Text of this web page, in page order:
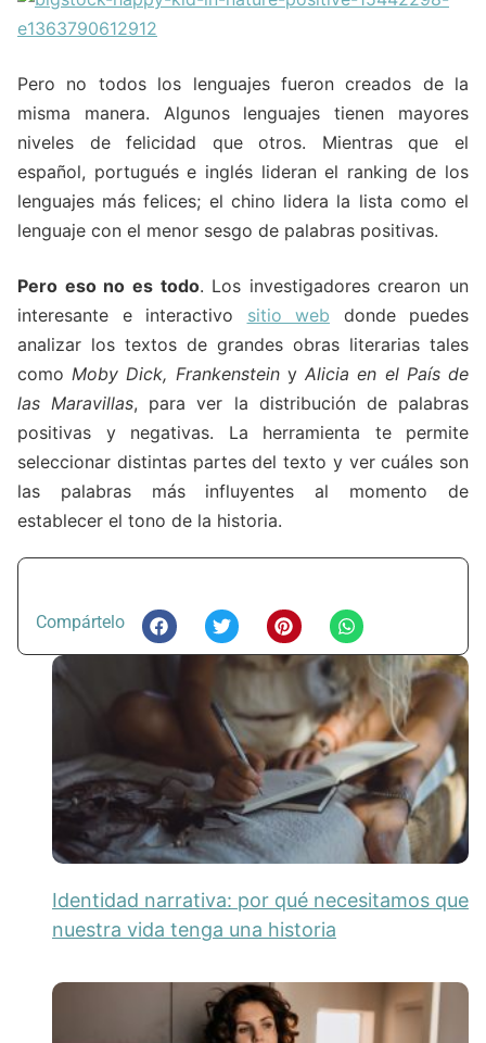
Pero no todos los lenguajes fueron creados de la
misma manera. Algunos lenguajes tienen mayores
niveles de felicidad que otros. Mientras que el
español, portugués e inglés lideran el ranking de los
lenguajes más felices; el chino lidera la lista como el
lenguaje con el menor sesgo de palabras positivas.
Pero eso no es todo. Los investigadores crearon un
interesante e interactivo sitio web donde puedes
analizar los textos de grandes obras literarias tales
como Moby Dick, Frankenstein yAlicia en el País de
las Maravillas, para ver la distribución de palabras
positivas y negativas. La herramienta te permite
seleccionar distintas partes del texto y ver cuáles son
las palabras más influyentes al momento de
establecer el tono de la historia.
Compártelo
Identidad narrativa: por qué necesitamos que
nuestra vida tenga una historia